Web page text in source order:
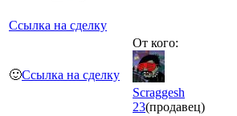
Ссылка на сделку
🙂Ссылка на сделку
От кого:
Scraggesh
23(продавец)